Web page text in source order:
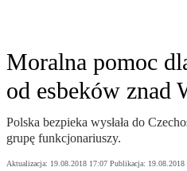
Moralna pomoc
od esbeków znad
Polska bezpieka wysłała do
grupę funkcjonariuszy.
Aktualizacja: 19.08.2018 17:07 Publikacja: 19.08.2018